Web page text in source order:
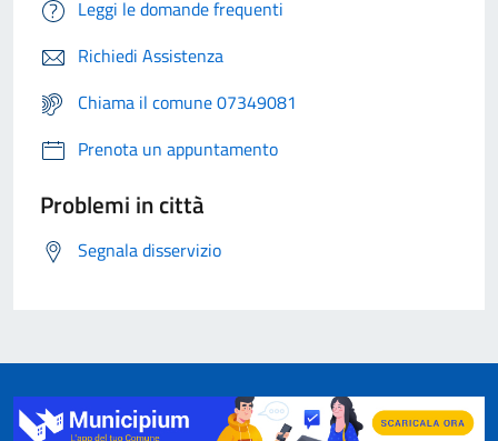
Leggi le domande frequenti
Richiedi Assistenza
Chiama il comune 07349081
Prenota un appuntamento
Problemi in città
Segnala disservizio